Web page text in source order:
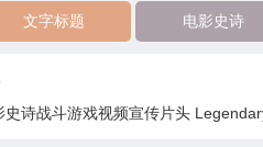
文字标题 电影史诗
史诗战斗游戏视频宣传片头